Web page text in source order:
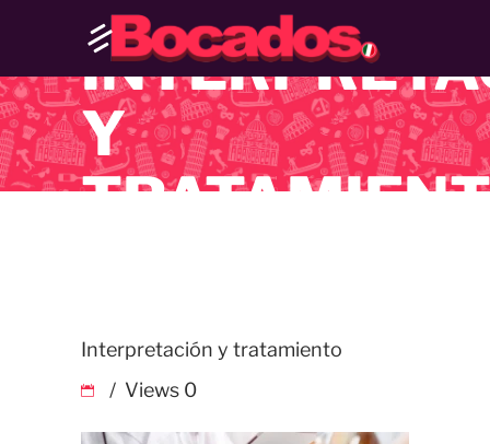
Y
Interpretación y tratamiento
Views 0